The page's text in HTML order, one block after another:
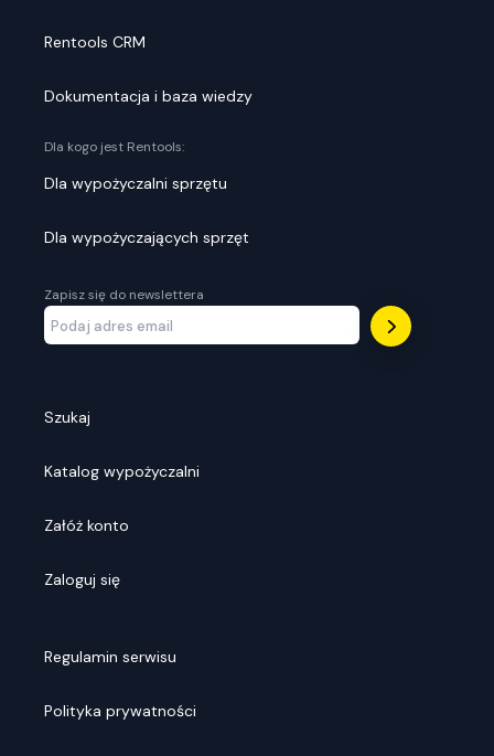
Rentools CRM
Dokumentacja i baza wiedzy
Dla kogo jest Rentools:
Dla wypożyczalni sprzętu
Dla wypożyczających sprzęt
Zapisz się do newslettera
Szukaj
Katalog wypożyczalni
Załóż konto
Zaloguj się
Regulamin serwisu
Polityka prywatności